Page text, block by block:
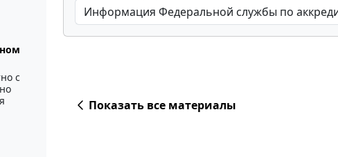
с
Показать все материалы